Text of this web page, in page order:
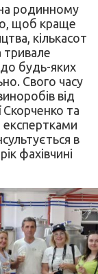
родинному
щоб краще
кількасот
до будь-яких
Свого часу
від
Скорченко та
експертками
в
фахівчині